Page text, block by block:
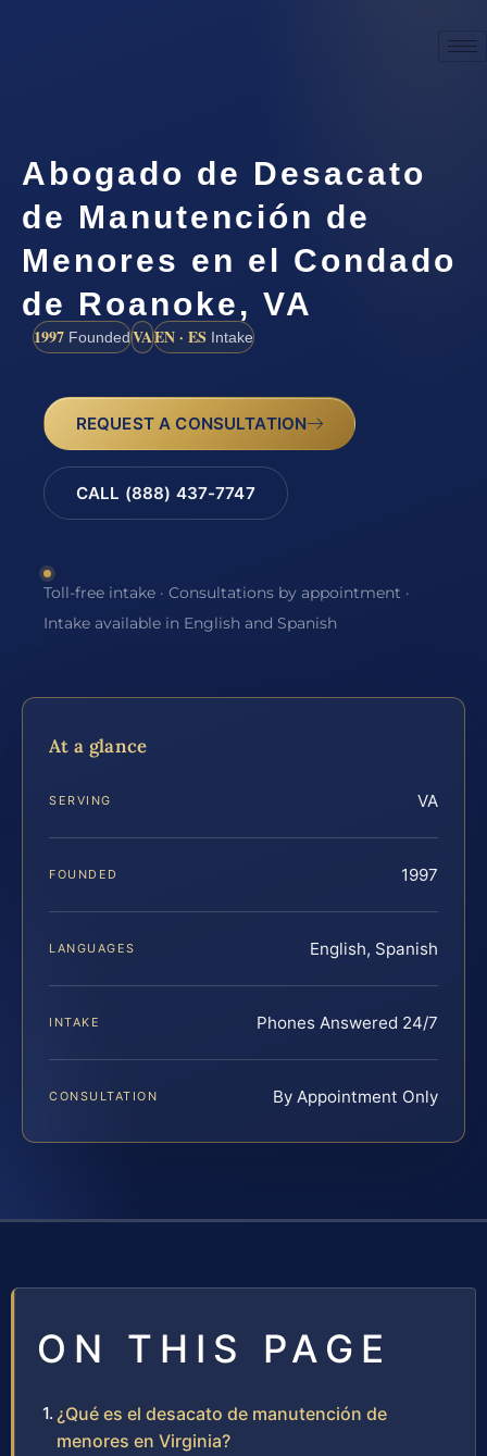
Abogado de Desacato
de Manutención de
Menores en el Condado
de Roanoke, VA
1997 FoundedVAEN · ES Intake
REQUEST A CONSULTATION
CALL (888) 437-7747
Toll-free intake · Consultations by appointment ·
Intake available in English and Spanish
At a glance
SERVING VA
FOUNDED 1997
LANGUAGES English, Spanish
INTAKE Phones Answered 24/7
CONSULTATION By Appointment Only
ON THIS PAGE
¿Qué es el desacato de manutención de
menores en Virginia?